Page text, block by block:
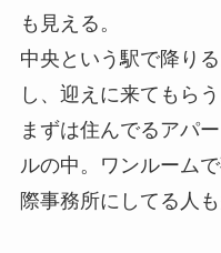
も見える。
中央という駅で降り
し、迎えに来てもらう
まずは住んでるアパ
ルの中。ワンルーム
際事務所にしてる人も